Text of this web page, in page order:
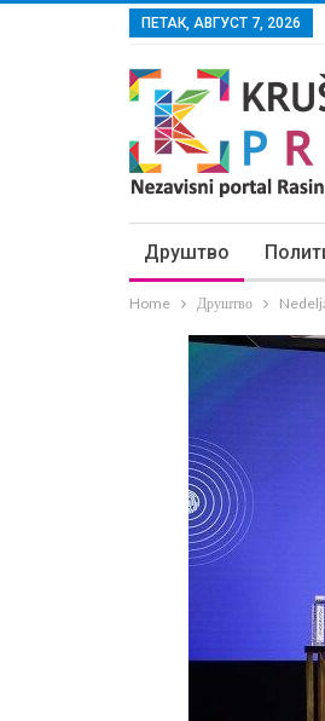
ПЕТАК, АВГУСТ 7, 2026
Друштво
Home Друштво